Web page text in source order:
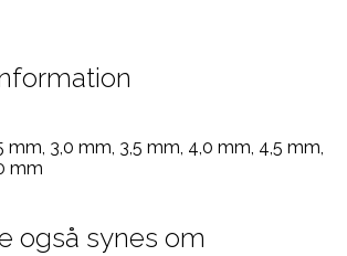
mm, 3,0 mm, 3,5 mm, 4,0 mm, 4,5 mm,
mm
også synes om